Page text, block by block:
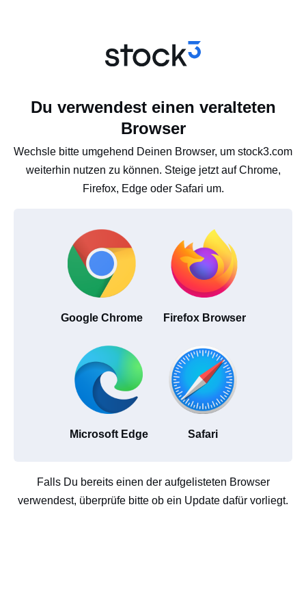
Du verwendest einen veralteten
Browser
Wechsle bitte umgehend Deinen Browser, um stock3.com
weiterhin nutzen zu können. Steige jetzt auf Chrome,
Firefox, Edge oder Safari um.
Google Chrome Firefox Browser
Microsoft Edge Safari
Falls Du bereits einen der aufgelisteten Browser
verwendest, überprüfe bitte ob ein Update dafür vorliegt.